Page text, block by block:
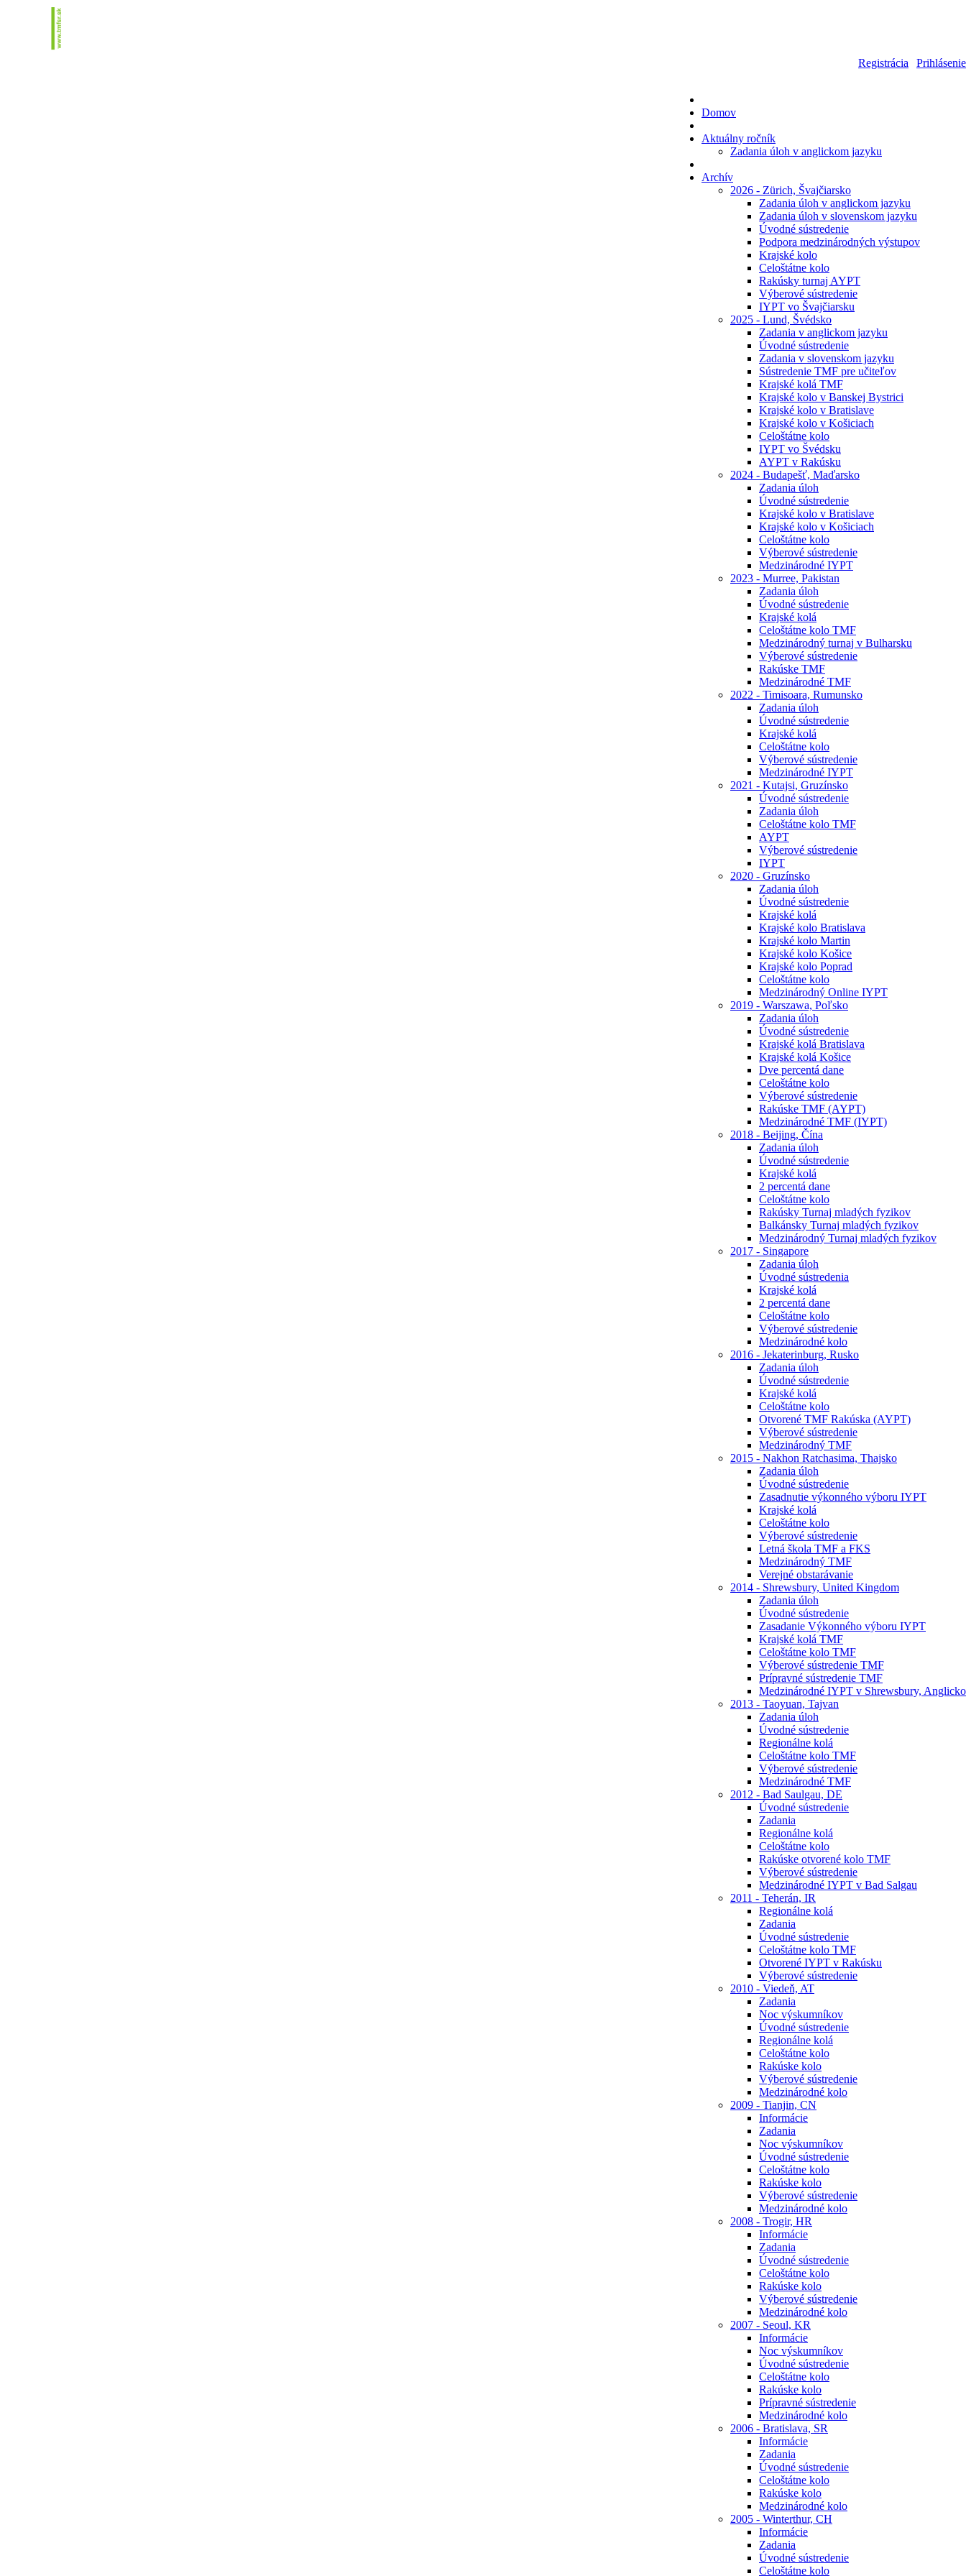
Registrácia Prihlásenie
Domov
Aktuálny ročník
Zadania úloh v anglickom jazyku
Archív
2026 - Zürich, Švajčiarsko
Zadania úloh v anglickom jazyku
Zadania úloh v slovenskom jazyku
Úvodné sústredenie
Podpora medzinárodných výstupov
Krajské kolo
Celoštátne kolo
Rakúsky turnaj AYPT
Výberové sústredenie
IYPT vo Švajčiarsku
2025 - Lund, Švédsko
Zadania v anglickom jazyku
Úvodné sústredenie
Zadania v slovenskom jazyku
Sústredenie TMF pre učiteľov
Krajské kolá TMF
Krajské kolo v Banskej Bystrici
Krajské kolo v Bratislave
Krajské kolo v Košiciach
Celoštátne kolo
IYPT vo Švédsku
AYPT v Rakúsku
2024 - Budapešť, Maďarsko
Zadania úloh
Úvodné sústredenie
Krajské kolo v Bratislave
Krajské kolo v Košiciach
Celoštátne kolo
Výberové sústredenie
Medzinárodné IYPT
2023 - Murree, Pakistan
Zadania úloh
Úvodné sústredenie
Krajské kolá
Celoštátne kolo TMF
Medzinárodný turnaj v Bulharsku
Výberové sústredenie
Rakúske TMF
Medzinárodné TMF
2022 - Timisoara, Rumunsko
Zadania úloh
Úvodné sústredenie
Krajské kolá
Celoštátne kolo
Výberové sústredenie
Medzinárodné IYPT
2021 - Kutajsi, Gruzínsko
Úvodné sústredenie
Zadania úloh
Celoštátne kolo TMF
AYPT
Výberové sústredenie
IYPT
2020 - Gruzínsko
Zadania úloh
Úvodné sústredenie
Krajské kolá
Krajské kolo Bratislava
Krajské kolo Martin
Krajské kolo Košice
Krajské kolo Poprad
Celoštátne kolo
Medzinárodný Online IYPT
2019 - Warszawa, Poľsko
Zadania úloh
Úvodné sústredenie
Krajské kolá Bratislava
Krajské kolá Košice
Dve percentá dane
Celoštátne kolo
Výberové sústredenie
Rakúske TMF (AYPT)
Medzinárodné TMF (IYPT)
2018 - Beijing, Čína
Zadania úloh
Úvodné sústredenie
Krajské kolá
2 percentá dane
Celoštátne kolo
Rakúsky Turnaj mladých fyzikov
Balkánsky Turnaj mladých fyzikov
Medzinárodný Turnaj mladých fyzikov
2017 - Singapore
Zadania úloh
Úvodné sústredenia
Krajské kolá
2 percentá dane
Celoštátne kolo
Výberové sústredenie
Medzinárodné kolo
2016 - Jekaterinburg, Rusko
Zadania úloh
Úvodné sústredenie
Krajské kolá
Celoštátne kolo
Otvorené TMF Rakúska (AYPT)
Výberové sústredenie
Medzinárodný TMF
2015 - Nakhon Ratchasima, Thajsko
Zadania úloh
Úvodné sústredenie
Zasadnutie výkonného výboru IYPT
Krajské kolá
Celoštátne kolo
Výberové sústredenie
Letná škola TMF a FKS
Medzinárodný TMF
Verejné obstarávanie
2014 - Shrewsbury, United Kingdom
Zadania úloh
Úvodné sústredenie
Zasadanie Výkonného výboru IYPT
Krajské kolá TMF
Celoštátne kolo TMF
Výberové sústredenie TMF
Prípravné sústredenie TMF
Medzinárodné IYPT v Shrewsbury, Anglicko
2013 - Taoyuan, Tajvan
Zadania úloh
Úvodné sústredenie
Regionálne kolá
Celoštátne kolo TMF
Výberové sústredenie
Medzinárodné TMF
2012 - Bad Saulgau, DE
Úvodné sústredenie
Zadania
Regionálne kolá
Celoštátne kolo
Rakúske otvorené kolo TMF
Výberové sústredenie
Medzinárodné IYPT v Bad Salgau
2011 - Teherán, IR
Regionálne kolá
Zadania
Úvodné sústredenie
Celoštátne kolo TMF
Otvorené IYPT v Rakúsku
Výberové sústredenie
2010 - Viedeň, AT
Zadania
Noc výskumníkov
Úvodné sústredenie
Regionálne kolá
Celoštátne kolo
Rakúske kolo
Výberové sústredenie
Medzinárodné kolo
2009 - Tianjin, CN
Informácie
Zadania
Noc výskumníkov
Úvodné sústredenie
Celoštátne kolo
Rakúske kolo
Výberové sústredenie
Medzinárodné kolo
2008 - Trogir, HR
Informácie
Zadania
Úvodné sústredenie
Celoštátne kolo
Rakúske kolo
Výberové sústredenie
Medzinárodné kolo
2007 - Seoul, KR
Informácie
Noc výskumníkov
Úvodné sústredenie
Celoštátne kolo
Rakúske kolo
Prípravné sústredenie
Medzinárodné kolo
2006 - Bratislava, SR
Informácie
Zadania
Úvodné sústredenie
Celoštátne kolo
Rakúske kolo
Medzinárodné kolo
2005 - Winterthur, CH
Informácie
Zadania
Úvodné sústredenie
Celoštátne kolo